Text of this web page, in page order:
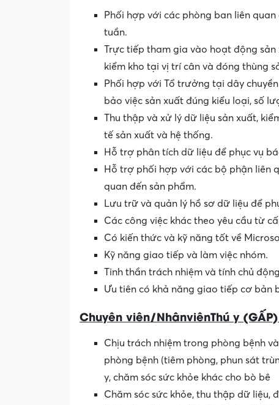
Phối hợp với các phòng ban liên
tuần.
Trực tiếp tham gia vào hoạt động
kiểm kho tại vị trí cân và đóng thùng
Phối hợp với Tổ trưởng tại dây
bảo việc sản xuất đúng kiểu loại, số
Thu thập và xử lý dữ liệu sản xuất,
tế sản xuất và hệ thống.
Hỗ trợ phân tích dữ liệu để phục vụ
Hỗ trợ phối hợp với các bộ phận liên
quan đến sản phẩm.
Lưu trữ và quản lý hồ sơ dữ liệu để
Các công việc khác theo yêu cầu từ
Có kiến thức và kỹ năng tốt về
Kỹ năng giao tiếp và làm việc nhóm.
Tinh thần trách nhiệm và tính chủ
Ưu tiên có khả năng giao tiếp cơ bản
Chuyên viên/NhânviênThú y
Chịu trách nhiệm trong phòng bệnh
phòng bệnh (tiêm phòng, phun sát
y, chăm sóc sức khỏe khác cho bò bê
Chăm sóc sức khỏe, thu thập dữ liệu,